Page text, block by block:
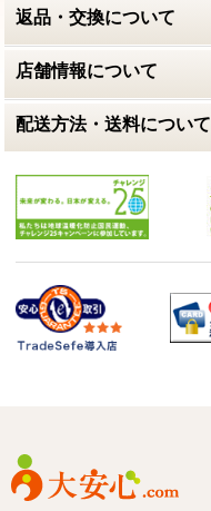
返品・交換について
店舗情報について
配送方法・送料について